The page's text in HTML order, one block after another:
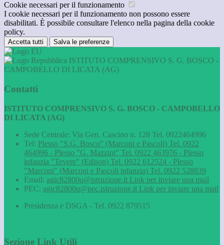
Cookie necessari per il funzionamento
I cookie necessari per il funzionamento non possono essere
disabilitati. È possibile consultare l'elenco nella pagina della cookie
policy.
Accetta tutti Salva le preferenze
ISTITUTO COMPRENSIVO S. G. BOSCO -
CAMPOBELLO DI LICATA (AG)
Contatti
ISTITUTO COMPRENSIVO S. G. BOSCO - CAMPOBELLO
DI LICATA (AG)
Sede Centrale: Via Gen. Cascino n. 128 Tel. 0922464996
Tel: Plesso "S.G. Bosco" (Marconi e Pascoli) Tel. 0922
464996 - Plesso "G. Mazzini" Tel. 0922 463976 - Plesso
infanzia "Tevere" (Edison) Tel. 0922 612524 - Plesso
"Marconi" (Marconi e Pascoli infanzia) Tel. 0922 528839
Email: agic82800q@istruzione.it Link per inviare una mail
PEC: agic82800q@pec.istruzione.it Link per inviare una mail
Presidenza e DSGA - Tel. 0922 879515
Sezione Link Utili